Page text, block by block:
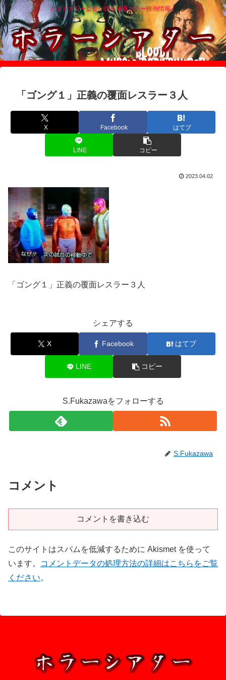
カルトホラー監督が贈る厳選ホラー映画情報！
「ゴング１」正義の覆面レスラー３人
X Facebook はてブ
LINE コピー
2023.04.02
「ゴング１」正義の覆面レスラー３人
シェアする
X Facebook はてブ
LINE コピー
S.Fukazawaをフォローする
S.Fukazawa
コメント
コメントを書き込む
このサイトはスパムを低減するために Akismet を使って
います。
コメントデータの処理方法の詳細はこちらをご覧
ください。